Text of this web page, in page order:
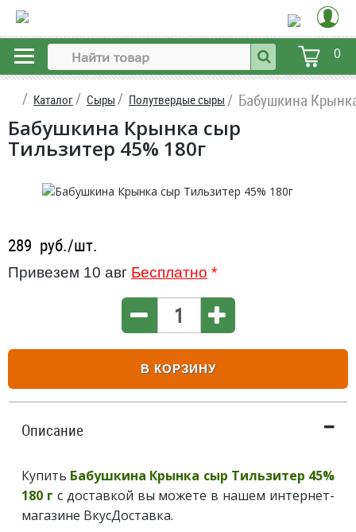
0
Каталог Сыры Полутвердые сыры Бабушкина
Бабушкина Крынка сыр
Тильзитер 45% 180г
289 руб./шт.
Привезем 10 авг Бесплатно *
В КОРЗИНУ
Описание
Купить Бабушкина Крынка сыр Тильзитер 45%
180 г с доставкой вы можете в нашем интернет-
магазине ВкусДоставка.